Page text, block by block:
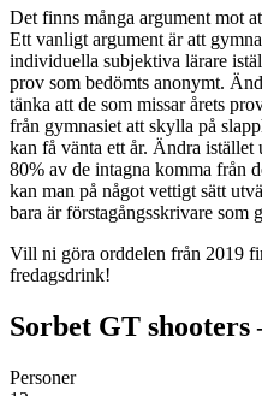
Det finns många argument mot
Ett vanligt argument är att
individuella subjektiva lärare
prov som bedömts anonymt.
tänka att de som missar årets
från gymnasiet att skylla på
kan få vänta ett år. Ändra
80% av de intagna komma från
kan man på något vettigt sätt
bara är förstagångsskrivare som
Vill ni göra orddelen från 2019
fredagsdrink!
Sorbet GT
Personer